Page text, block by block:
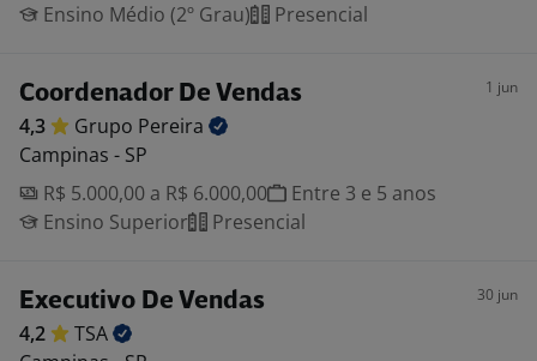
Ensino Médio (2º Grau)
Presencial
Coordenador De Vendas 1 jun
4,3 Grupo Pereira
Campinas - SP
R$ 5.000,00 a R$ 6.000,00
Entre 3 e 5 anos
Ensino Superior
Presencial
Executivo De Vendas 30 jun
4,2
TSA